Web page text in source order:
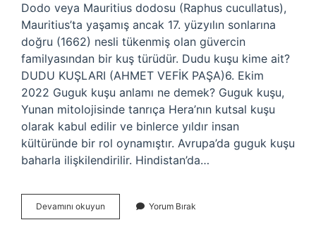
Dodo veya Mauritius dodosu (Raphus cucullatus),
Mauritius’ta yaşamış ancak 17. yüzyılın sonlarına
doğru (1662) nesli tükenmiş olan güvercin
familyasından bir kuş türüdür. Dudu kuşu kime ait?
DUDU KUŞLARI (AHMET VEFİK PAŞA)6. Ekim
2022 Guguk kuşu anlamı ne demek? Guguk kuşu,
Yunan mitolojisinde tanrıça Hera’nın kutsal kuşu
olarak kabul edilir ve binlerce yıldır insan
kültüründe bir rol oynamıştır. Avrupa’da guguk kuşu
baharla ilişkilendirilir. Hindistan’da…
Devamını okuyun
Kuşu
Yorum Bırak